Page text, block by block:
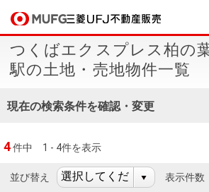
買いたいTOP
売りたいTOP
店舗案内TOP
会社情報TOP
採用情報TOP
買いたい
売りたい
店舗案内
会社情報
つくばエクスプレス柏の
駅の土地・売地物件一覧
現在の検索条件を確認・変更
4件中 1 - 4件を表示
並び替え 表示件数